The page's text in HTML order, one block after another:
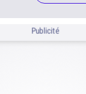
Publicité